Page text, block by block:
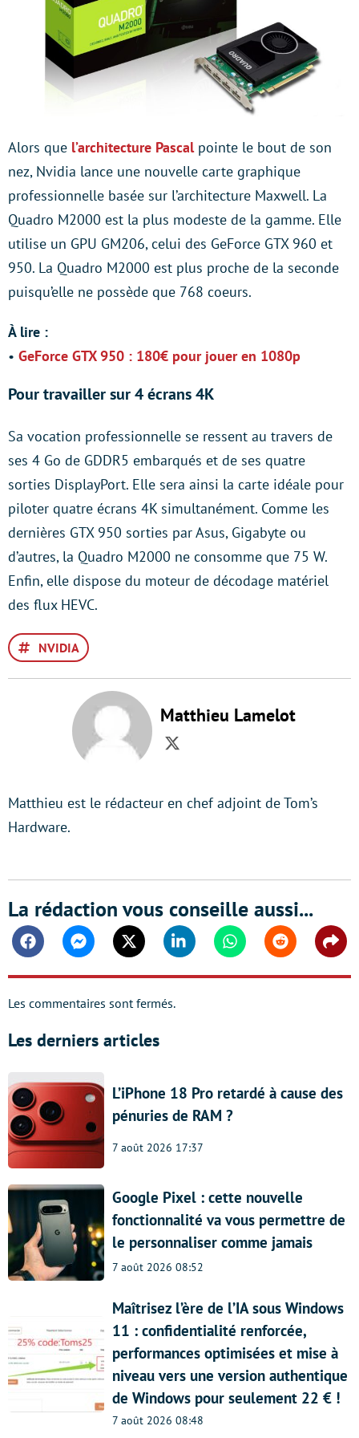
Alors que l’architecture Pascalpointe le bout de son
nez, Nvidia lance une nouvelle carte graphique
professionnelle basée sur l’architecture Maxwell. La
Quadro M2000 est la plus modeste de la gamme. Elle
utilise un GPU GM206, celui des GeForce GTX 960 et
950. La Quadro M2000 est plus proche de la seconde
puisqu’elle ne possède que 768 coeurs.
À lire :
• GeForce GTX 950 : 180€ pour jouer en 1080p
Pour travailler sur 4 écrans 4K
Sa vocation professionnelle se ressent au travers de
ses 4 Go de GDDR5 embarqués et de ses quatre
sorties DisplayPort. Elle sera ainsi la carte idéale pour
piloter quatre écrans 4K simultanément. Comme les
dernières GTX 950 sorties par Asus, Gigabyte ou
d’autres, la Quadro M2000 ne consomme que 75 W.
Enfin, elle dispose du moteur de décodage matériel
des flux HEVC.
NVIDIA
Matthieu Lamelot
Twitter
Matthieu est le rédacteur en chef adjoint de Tom’s
Hardware.
La rédaction vous conseille aussi...
FacebookMessengerTwitter Linkedin WhatsappReddit
Les commentaires sont fermés.
Les derniers articles
L’iPhone 18 Pro retardé à cause des
pénuries de RAM ?
7 août 2026 17:37
Google Pixel : cette nouvelle
fonctionnalité va vous permettre de
le personnaliser comme jamais
7 août 2026 08:52
Maîtrisez l’ère de l’IA sous Windows
11 : confidentialité renforcée,
performances optimisées et mise à
niveau vers une version authentique
de Windows pour seulement 22 € !
7 août 2026 08:48